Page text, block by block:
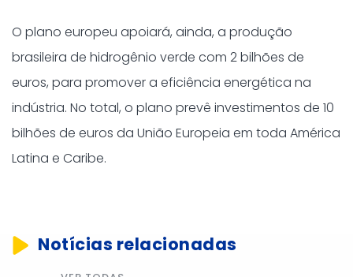
O plano europeu apoiará, ainda, a produção
brasileira de hidrogênio verde com 2 bilhões de
euros, para promover a eficiência energética na
indústria. No total, o plano prevê investimentos de 10
bilhões de euros da União Europeia em toda América
Latina e Caribe.
Notícias relacionadas